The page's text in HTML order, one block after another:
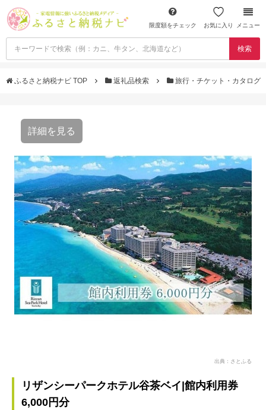
限度額をチェック お気に入り メニュー
検索
ふるさと納税ナビ TOP 返礼品検索 旅行・チケット・カタログ
詳細を見る
出典：さとふる
リザンシーパークホテル谷茶ベイ|館内利用券
6,000円分